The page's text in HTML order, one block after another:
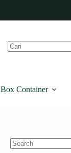
Box Container